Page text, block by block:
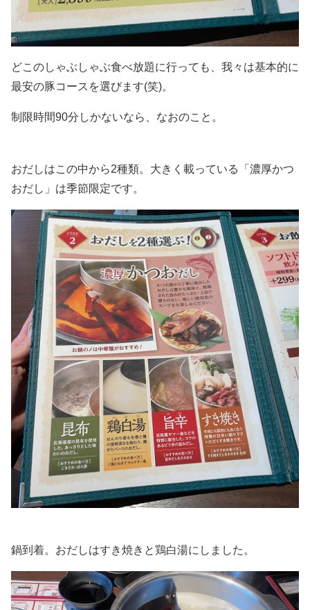
どこのしゃぶしゃぶ食べ放題に行っても、我々は基本的に
最安の豚コースを選びます(笑)。
制限時間90分しかないなら、なおのこと。
おだしはこの中から2種類。大きく載っている「濃厚かつ
おだし」は季節限定です。
鍋到着。おだしはすき焼きと鶏白湯にしました。